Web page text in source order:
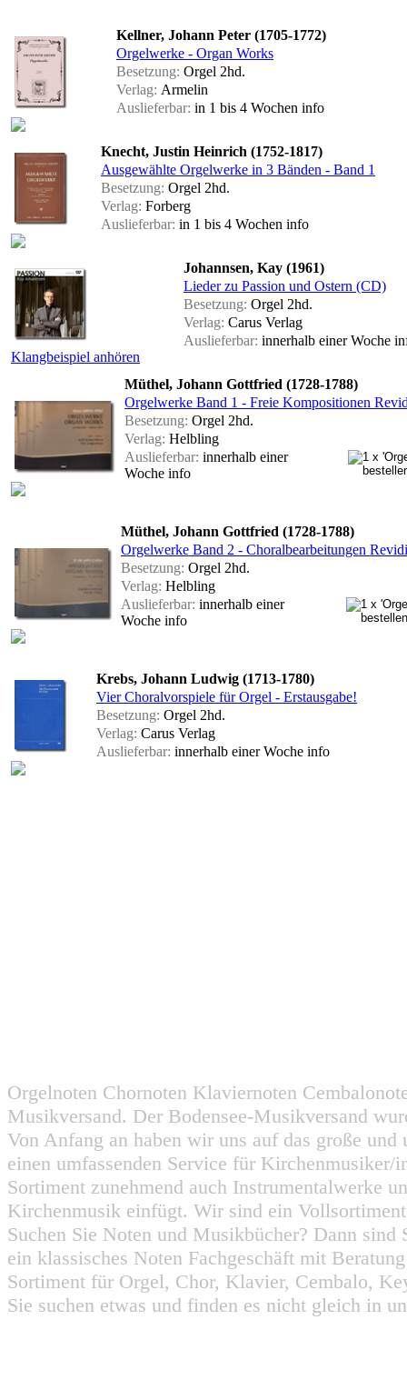
Kellner, Johann Peter (1705-1772)
Orgelwerke - Organ Works
Besetzung: Orgel 2hd.
Verlag: Armelin
Auslieferbar: in 1 bis 4 Wochen info
Knecht, Justin Heinrich (1752-1817)
Ausgewählte Orgelwerke in 3 Bänden - Band 1
Besetzung: Orgel 2hd.
Verlag: Forberg
Auslieferbar: in 1 bis 4 Wochen info
Klangbeispiel anhören
Johannsen, Kay (1961)
Lieder zu Passion und Ostern (CD)
Besetzung: Orgel 2hd.
Verlag: Carus Verlag
Auslieferbar: innerhalb einer Woche
Müthel, Johann Gottfried (1728-1788)
Orgelwerke Band 1 - Freie Kompositionen
Besetzung: Orgel 2hd.
Verlag: Helbling
Auslieferbar: innerhalb einer
Woche info
Müthel, Johann Gottfried (1728-1788)
Orgelwerke Band 2 - Choralbearbeitungen
Besetzung: Orgel 2hd.
Verlag: Helbling
Auslieferbar: innerhalb einer
Woche info
Krebs, Johann Ludwig (1713-1780)
Vier Choralvorspiele für Orgel - Erstausgabe!
Besetzung: Orgel 2hd.
Verlag: Carus Verlag
Auslieferbar: innerhalb einer Woche info
Orgelnoten Chornoten Klaviernoten
Musikversand. Der Bodensee-Musikversand
Von Anfang an haben wir uns auf das große
einen umfassenden Service für
Sortiment zunehmend auch Instrumentalwerke
Kirchenmusik einfügt. Wir sind ein
Suchen Sie Noten und Musikbücher? Dann
ein klassisches Noten Fachgeschäft mit
Sortiment für Orgel, Chor, Klavier, Cembalo,
Sie suchen etwas und finden es nicht gleich in